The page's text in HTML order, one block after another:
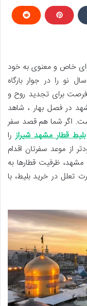
خاص و معنوی به خود
نو را در جوار بارگاه
فرصت برای تجدید روح و
در فصل بهار ، شاهد
اگر شما هم قصد سفر
بلیط قطار مشهد شیرازرا
از موعد سفرتان اقدام
مشهد، ظرفیت قطارها به
در خرید بلیط، با